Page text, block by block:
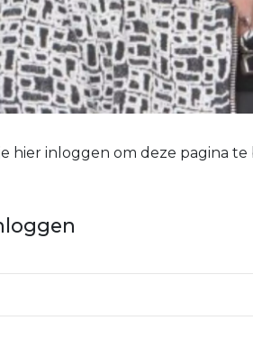
hier inloggen om deze pagina te